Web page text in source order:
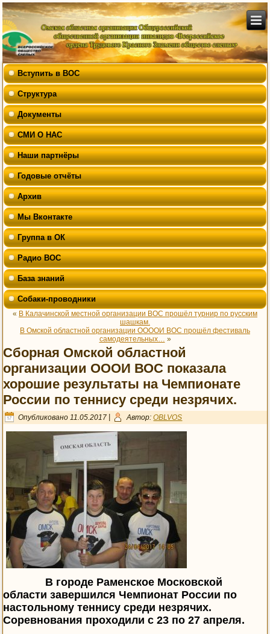
Вступить в ВОС
Структура
Документы
СМИ О НАС
Наши партнёры
Годовые отчёты
Архив
Мы Вконтакте
Группа в ОК
Радио ВОС
База знаний
Собаки-проводники
« В Калачинской местной организации ВОС прошёл турнир по русским
шашкам.
В Омской областной организации ООООИ ВОС прошёл фестиваль
самодеятельных… »
Сборная Омской областной
организации ОООИ ВОС показала
хорошие результаты на Чемпионате
России по теннису среди незрячих.
Опубликовано 11.05.2017 Автор: OBLVOS
В городе Раменское Московской
области завершился Чемпионат России по
настольному теннису среди незрячих.
Соревнования проходили с 23 по 27 апреля.